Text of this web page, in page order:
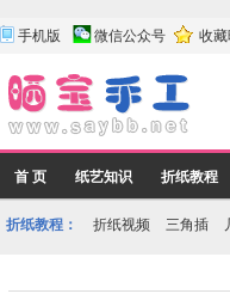
手机版 微信公众号 收藏
首 页 纸艺知识 折纸教程
折纸教程： 折纸视频 三角插